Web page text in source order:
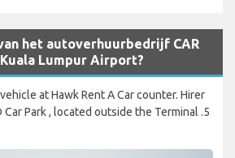
het autoverhuurbedrijf CAR
Kuala Lumpur Airport?
at Hawk Rent A Car counter. Hirer
Park , located outside the Terminal .5